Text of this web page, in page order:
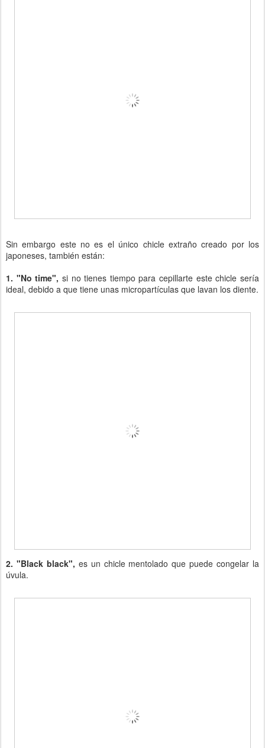
Sin embargo este no es el único chicle extraño creado por los
japoneses, también están:
1. "No time", si no tienes tiempo para cepillarte este chicle sería
ideal, debido a que tiene unas micropartículas que lavan los diente.
2. "Black black", es un chicle mentolado que puede congelar la
úvula.